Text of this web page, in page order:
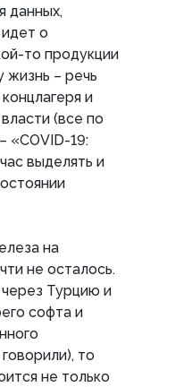
данных,
о
то продукции
жизнь – речь
и
(все по
«COVID-19:
выделять и
на
не осталось.
Турцию и
софта и
то
не только